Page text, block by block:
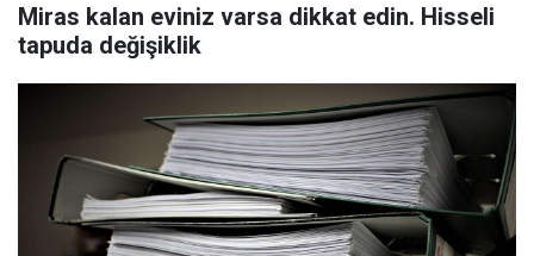
Miras kalan eviniz varsa dikkat edin. Hisseli
tapuda değişiklik